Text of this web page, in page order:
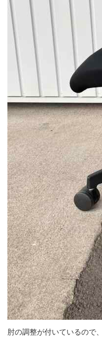
肘の調整が付いているので